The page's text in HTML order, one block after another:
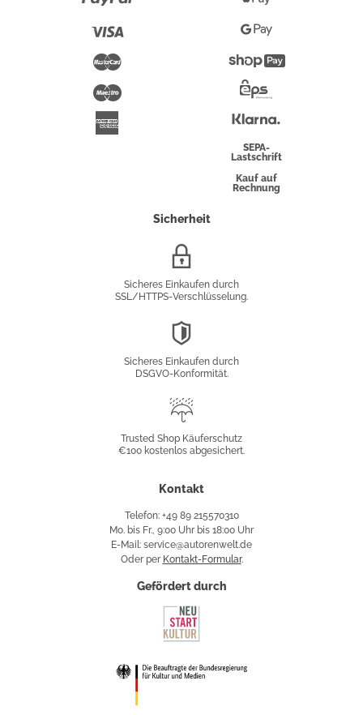
Maestro
Pay
Google
PayShopify
Überweisung
SEPA-
Lastschrift
Kauf auf
Rechnung
Sicherheit
Sicheres Einkaufen durch
SSL/HTTPS-Verschlüsselung.
Sicheres Einkaufen durch
DSGVO-Konformität.
Käuferschutz
Trusted Shop Käuferschutz
€100 kostenlos abgesichert.
Kontakt
Telefon: +49 89 215570310
Mo. bis Fr., 9:00 Uhr bis 18:00 Uhr
E-Mail: service@autorenwelt.de
Oder per Kontakt-Formular.
Gefördert durch